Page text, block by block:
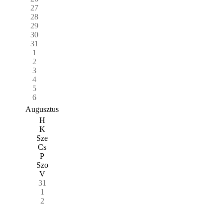
27
28
29
30
31
1
2
3
4
5
6
Augusztus
H
K
Sze
Cs
P
Szo
V
31
1
2